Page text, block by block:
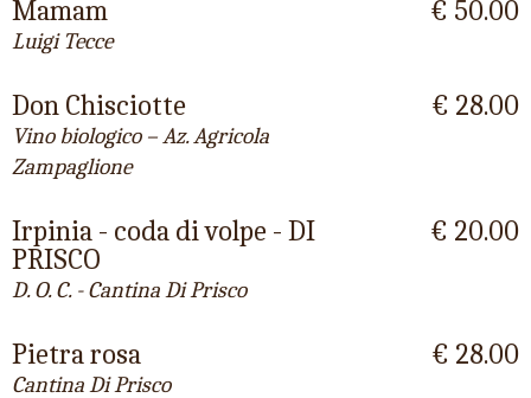
Mamam
Luigi Tecce
€ 50.00
Don Chisciotte
Vino biologico – Az. Agricola
Zampaglione
€ 28.00
Irpinia - coda di volpe - DI
PRISCO
D. O. C. - Cantina Di Prisco
€ 20.00
Pietra rosa
Cantina Di Prisco
€ 28.00